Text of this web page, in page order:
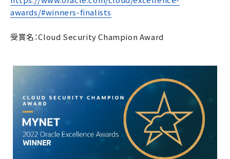
awards/#winners-finalists
受賞名：Cloud Security Champion Award